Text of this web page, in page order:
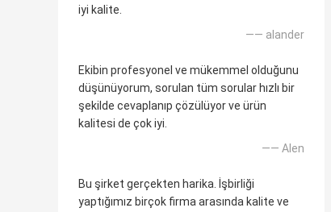
iyi kalite.
—— alander
Ekibin profesyonel ve mükemmel olduğunu
düşünüyorum, sorulan tüm sorular hızlı bir
şekilde cevaplanıp çözülüyor ve ürün
kalitesi de çok iyi.
—— Alen
Bu şirket gerçekten harika. İşbirliği
yaptığımız birçok firma arasında kalite ve